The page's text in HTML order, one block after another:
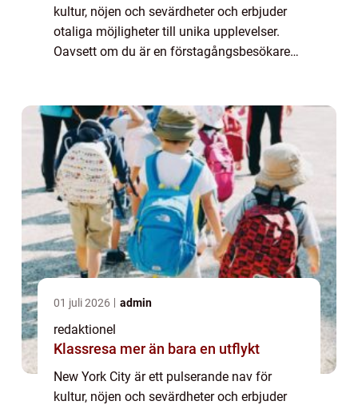
kultur, nöjen och sevärdheter och erbjuder
otaliga möjligheter till unika upplevelser.
Oavsett om du är en förstagångsbesökare
01 juli 2026 admin
redaktionel
Klassresa mer än bara en utflykt
New York City är ett pulserande nav för
kultur, nöjen och sevärdheter och erbjuder